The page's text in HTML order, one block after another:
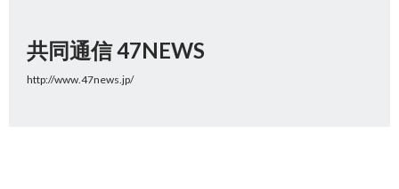
共同通信 47NEWS
http://www.47news.jp/